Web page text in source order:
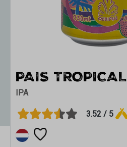
PAIS TROPICAL
IPA
3.52 / 5